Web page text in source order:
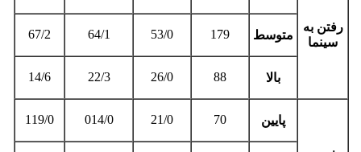
رفتن به
سینما
متوسط 179
53/0
64/1
67/2
بالا 88
26/0
22/3
14/6
پایین 70
21/0
014/0
119/0